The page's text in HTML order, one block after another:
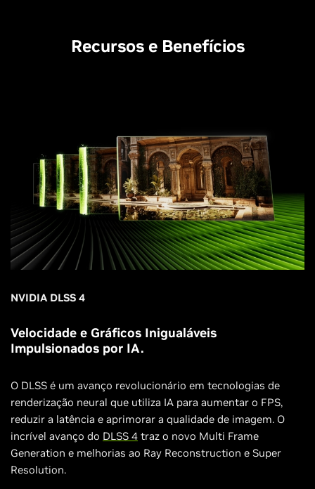
Recursos e Benefícios
NVIDIA DLSS 4
Velocidade e Gráficos Inigualáveis
Impulsionados por IA.
O DLSS é um avanço revolucionário em tecnologias de
renderização neural que utiliza IA para aumentar o FPS,
reduzir a latência e aprimorar a qualidade de imagem. O
incrível avanço do DLSS 4 traz o novo Multi Frame
Generation e melhorias ao Ray Reconstruction e Super
Resolution.